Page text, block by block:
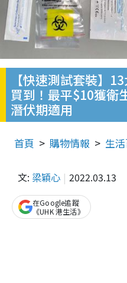
【快速測試套裝】
買到！最平$10獲衛
潛伏期適用
首頁 購物情報 生
文: 梁穎心 2022.03.13
在Google追蹤
《UHK 港生活》